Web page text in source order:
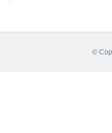
©